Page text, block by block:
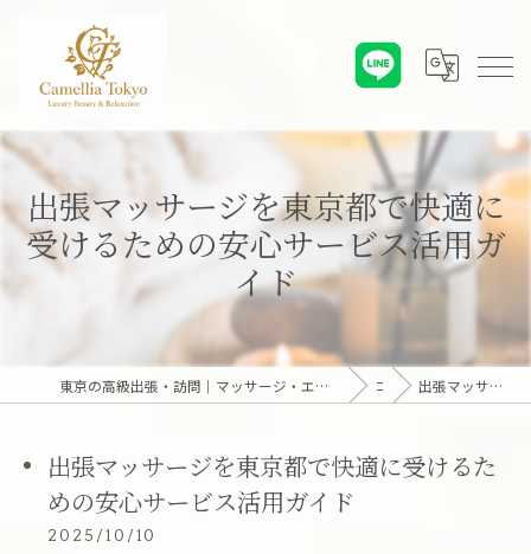
出張マッサージを東京都で快適に
受けるための安心サービス活用ガ
イド
東京の高級出張・訪問｜マッサージ・エステ・オンライン心理カウンセリング｜六本木・麻布・赤坂・青山・白金・港区・東京23区｜アロマオイルとディープリンパで贅沢なひとときを「Camellia Tokyo（カメリア東京）」 コラム 出張マッサージを東京都で快適に受けるための安心サービス活用ガイド
出張マッサージを東京都で快適に受けるた
めの安心サービス活用ガイド
2025/10/10